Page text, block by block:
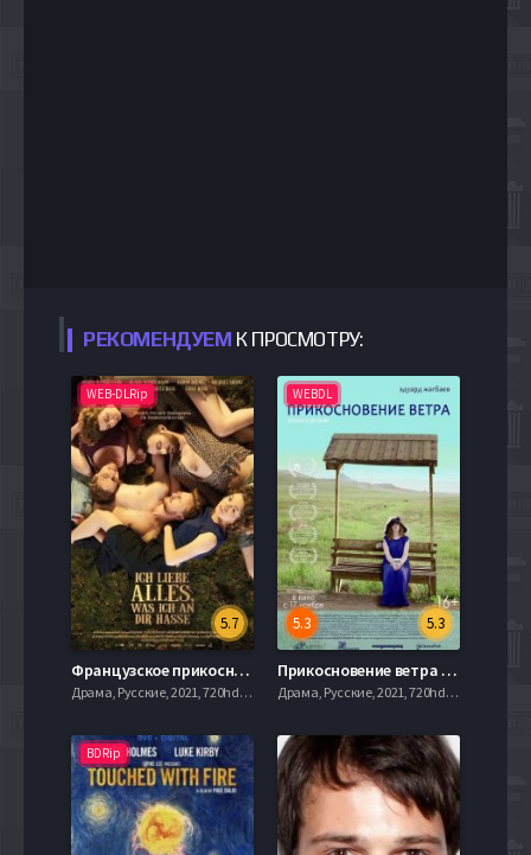
РЕКОМЕНДУЕМ К ПРОСМОТРУ:
WEB-DLRip
5.7
Французское прикосновение: девчонки в ударе (2019)
Драма, Русские, 2021, 720hd, mobilen
WEBDL
5.3
5.3
Прикосновение ветра (2016)
Драма, Русские, 2021, 720hd, mobilen
BDRip